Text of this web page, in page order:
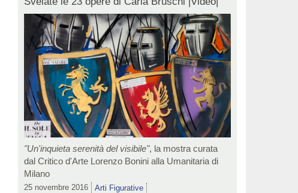
"Un'inquieta serenità del visibile", la mostra curata
dal Critico d'Arte Lorenzo Bonini alla Umanitaria di
Milano
25 novembre 2016 Arti Figurative